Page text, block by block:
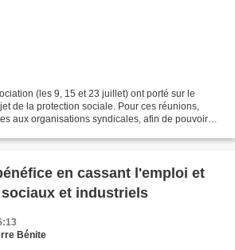
(les 9, 15 et 23 juillet) ont porté sur le
de la protection sociale. Pour ces réunions,
aux organisations syndicales, afin de pouvoir
en cassant l'emploi et
et industriels
Bénite